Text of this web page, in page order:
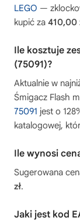
LEGO —
kupić za 410,00
Ile kosztuje
(75091)?
Aktualnie w
Śmigacz Flash
75091 jest o
katalogowej,
Ile wynosi
Sugerowana
zł.
Jaki jest kod